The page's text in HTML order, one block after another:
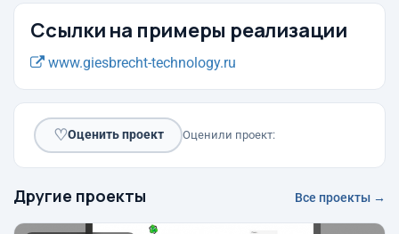
Ссылки на примеры реализации
www.giesbrecht-technology.ru
♡Оценить проект Оценили проект:
Другие проекты Все проекты →